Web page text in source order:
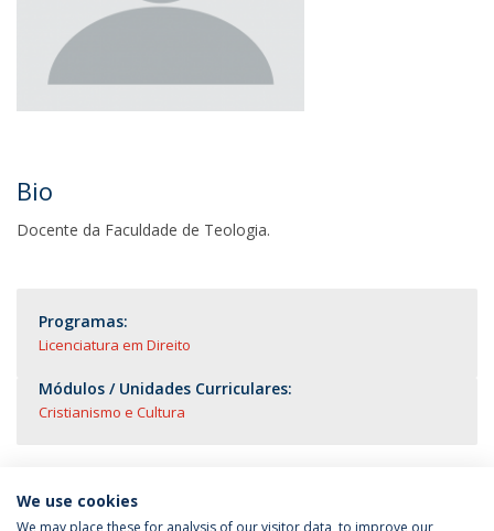
Bio
Docente da Faculdade de Teologia.
Programas:
Licenciatura em Direito
Módulos / Unidades Curriculares:
Cristianismo e Cultura
We use cookies
We may place these for analysis of our visitor data, to improve our